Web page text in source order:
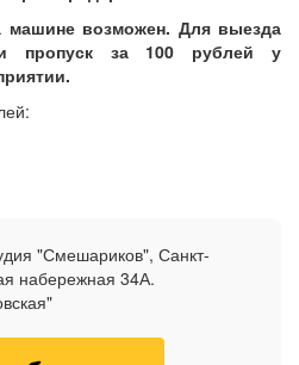
машине возможен. Для выезда
пропуск за 100 рублей у
"Смешариков", Санкт-
набережная 34А.